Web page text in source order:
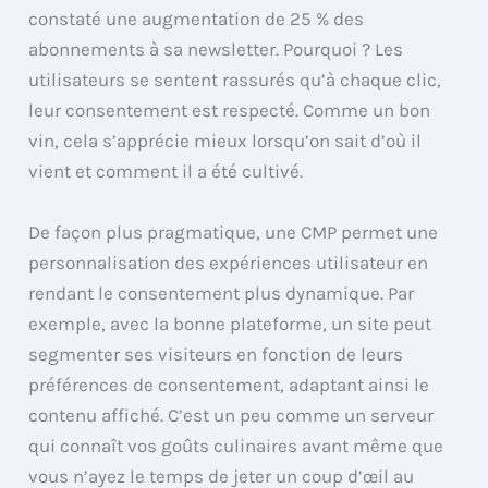
constaté une augmentation de 25 % des
abonnements à sa newsletter. Pourquoi ? Les
utilisateurs se sentent rassurés qu’à chaque clic,
leur consentement est respecté. Comme un bon
vin, cela s’apprécie mieux lorsqu’on sait d’où il
vient et comment il a été cultivé.
De façon plus pragmatique, une CMP permet une
personnalisation des expériences utilisateur en
rendant le consentement plus dynamique. Par
exemple, avec la bonne plateforme, un site peut
segmenter ses visiteurs en fonction de leurs
préférences de consentement, adaptant ainsi le
contenu affiché. C’est un peu comme un serveur
qui connaît vos goûts culinaires avant même que
vous n’ayez le temps de jeter un coup d’œil au